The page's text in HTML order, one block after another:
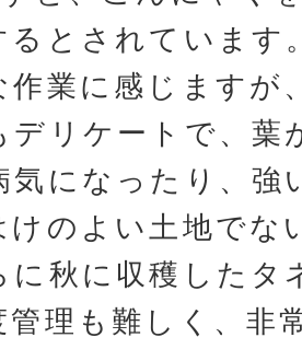
るとされています
作業に感じますが
デリケートで、葉
気になったり、強
けのよい土地でな
に秋に収穫したタ
管理も難しく、非